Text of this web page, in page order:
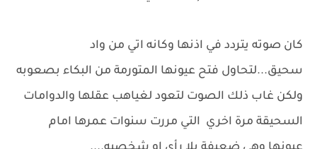
كان صوته يتردد في اذنها وكانه اتي من واد
سحيق...لتحاول فتح عيونها المتورمة من البكاء بصعوبه
ولكن غاب ذلك الصوت لتعود لغياهب عقلها والدوامات
السحيقة مرة اخري التي مررت سنوات عمرها امام